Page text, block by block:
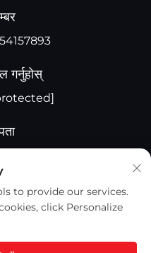
गर्नुहोस्
यिङ्काउ, चीन
to provide our services.
click Personalize